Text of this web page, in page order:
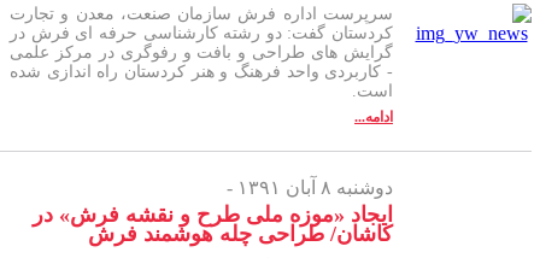
سرپرست اداره فرش سازمان صنعت، معدن و تجارت
کردستان گفت: دو رشته کارشناسی حرفه ای فرش در
گرایش های طراحی و بافت و رفوگری در مرکز علمی
- کاربردی واحد فرهنگ و هنر کردستان راه اندازی شده
است.
ادامه...
دوشنبه ۸ آبان ۱۳۹۱ -
ایجاد «موزه ملی طرح و نقشه فرش» در
کاشان/ طراحی چله هوشمند فرش